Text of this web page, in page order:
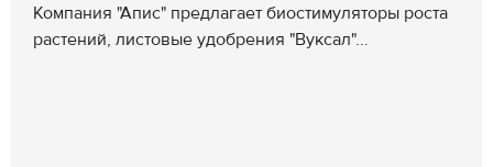
Компания "Апис" предлагает биостимуляторы роста
растений, листовые удобрения "Вуксал"...